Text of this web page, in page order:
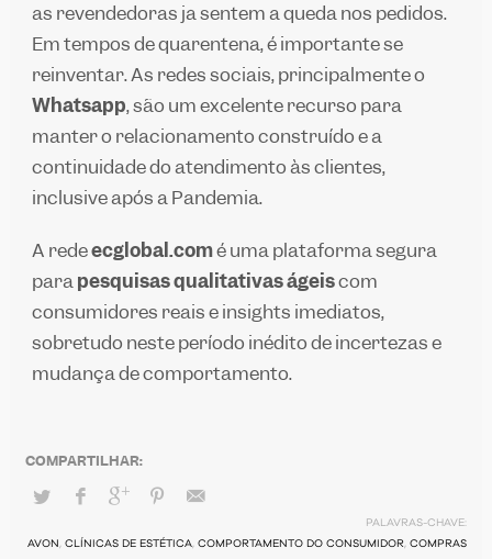
as revendedoras já sentem a queda nos pedidos.
Em tempos de quarentena, é importante se
reinventar. As redes sociais, principalmente o
Whatsapp, são um excelente recurso para
manter o relacionamento construído e a
continuidade do atendimento às clientes,
inclusive após a Pandemia.
A redeecglobal.comé uma plataforma segura
parapesquisas qualitativas ágeiscom
consumidores reais einsights imediatos,
sobretudo neste período inédito de incertezas e
mudança de comportamento.
PALAVRAS-CHAVE:
AVON, CLÍNICAS DE ESTÉTICA, COMPORTAMENTO DO CONSUMIDOR, COMPRAS